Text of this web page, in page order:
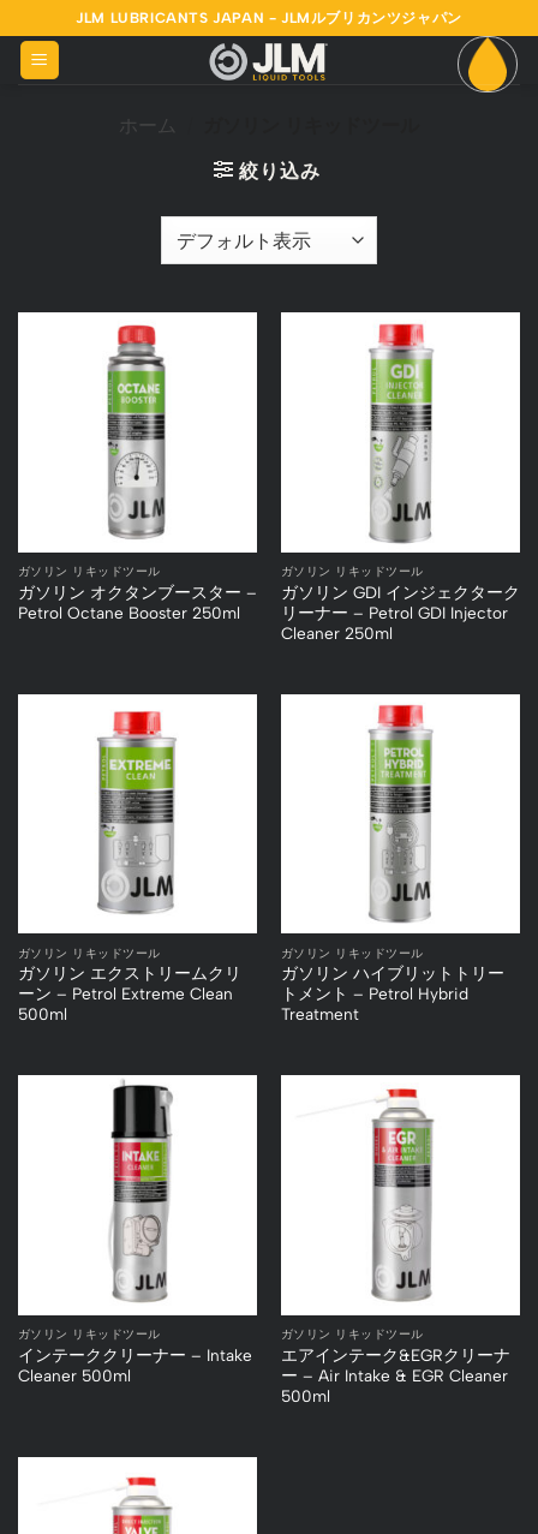
to
content
JLM LUBRICANTS JAPAN - JLMルブリカンツジャパン
ホーム
絞り込み
ガソリン リキッドツール
ガソリン オクタンブースター –
Petrol Octane Booster 250ml
ガソリン リキッドツール
ガソリン GDI インジェクターク
リーナー – Petrol GDI Injector
Cleaner 250ml
ガソリン リキッドツール
ガソリン エクストリームクリ
ーン – Petrol Extreme Clean
500ml
ガソリン リキッドツール
ガソリン ハイブリットトリー
トメント – Petrol Hybrid
Treatment
ガソリン リキッドツール
インテーククリーナー – Intake
Cleaner 500ml
ガソリン リキッドツール
エアインテーク&EGRクリーナ
ー – Air Intake & EGR Cleaner
500ml